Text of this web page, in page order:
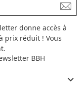
donne accès à
prix réduit ! Vous
BBH
